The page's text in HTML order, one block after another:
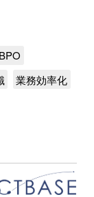
BPO
業務効率化